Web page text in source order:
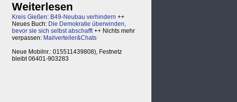
Weiterlesen
Kreis Gießen: B49-Neubau verhindern ++
Neues Buch: Die Demokratie überwinden,
bevor sie sich selbst abschafft++ Nichts mehr
verpassen: Mailverteiler&Chats
Neue Mobilnr.: 015511439808), Festnetz
bleibt 06401-903283